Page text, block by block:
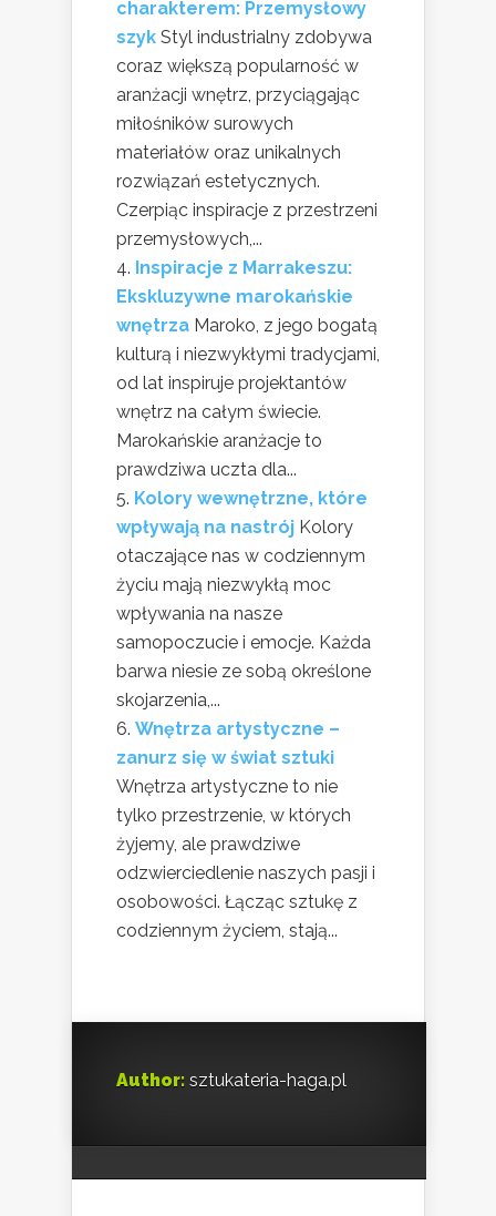
charakterem: Przemysłowy
szyk Styl industrialny zdobywa
coraz większą popularność w
aranżacji wnętrz, przyciągając
miłośników surowych
materiałów oraz unikalnych
rozwiązań estetycznych.
Czerpiąc inspiracje z przestrzeni
przemysłowych,...
Inspiracje z Marrakeszu:
Ekskluzywne marokańskie
wnętrza Maroko, z jego bogatą
kulturą i niezwykłymi tradycjami,
od lat inspiruje projektantów
wnętrz na całym świecie.
Marokańskie aranżacje to
prawdziwa uczta dla...
Kolory wewnętrzne, które
wpływają na nastrój Kolory
otaczające nas w codziennym
życiu mają niezwykłą moc
wpływania na nasze
samopoczucie i emocje. Każda
barwa niesie ze sobą określone
skojarzenia,...
Wnętrza artystyczne –
zanurz się w świat sztuki
Wnętrza artystyczne to nie
tylko przestrzenie, w których
żyjemy, ale prawdziwe
odzwierciedlenie naszych pasji i
osobowości. Łącząc sztukę z
codziennym życiem, stają...
Author: sztukateria-haga.pl